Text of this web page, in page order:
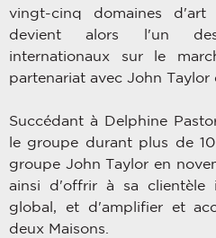
vingt-cinq domaines
devient alors l'un
internationaux sur le
partenariat avec John Taylor
Succédant à Delphine
le groupe durant plus de
groupe John Taylor en
ainsi d'offrir à sa clientèle
global, et d'amplifier et
deux Maisons.